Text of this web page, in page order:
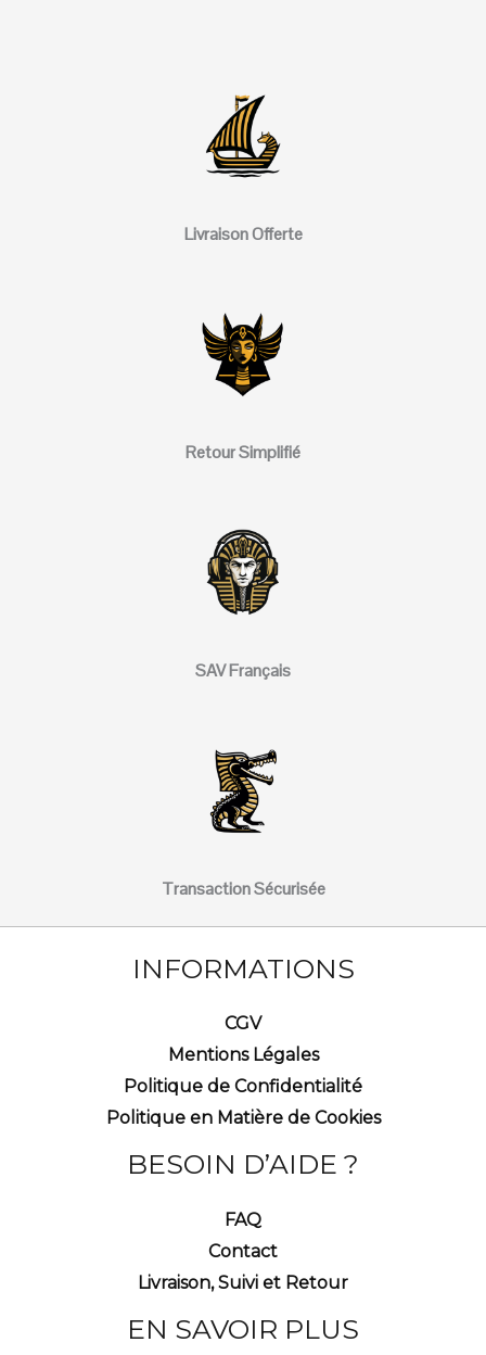
Livraison Offerte
Retour Simplifié
SAV Français
Transaction Sécurisée
INFORMATIONS
CGV
Mentions Légales
Politique de Confidentialité
Politique en Matière de Cookies
BESOIN D’AIDE ?
FAQ
Contact
Livraison, Suivi et Retour
EN SAVOIR PLUS